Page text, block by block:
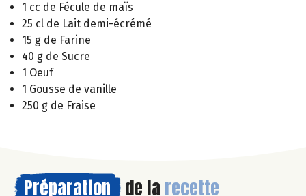
1 cc de Fécule de maïs
25 cl de Lait demi-écrémé
15 g de Farine
40 g de Sucre
1 Oeuf
1 Gousse de vanille
250 g de Fraise
Préparation de la recette